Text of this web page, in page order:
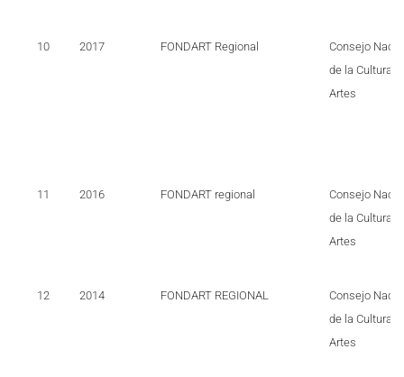
10 2017 FONDART Regional
Consejo
de la Cultura y
Artes
11 2016 FONDART regional
Consejo
de la Cultura y
Artes
12 2014 FONDART REGIONAL
Consejo
de la Cultura y
Artes